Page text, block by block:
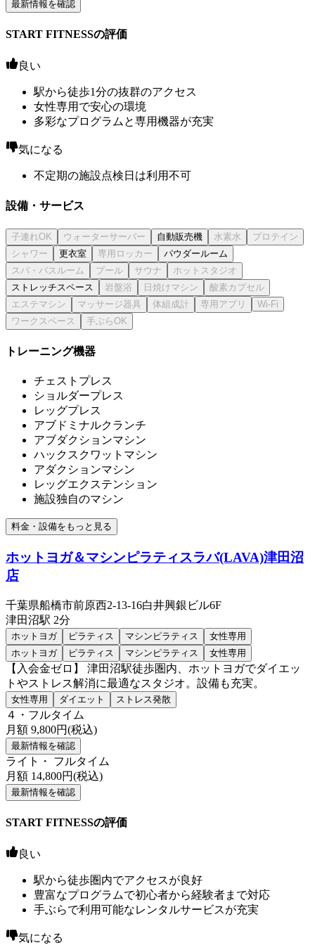
最新情報を確認
START FITNESSの評価
良い
駅から徒歩1分の抜群のアクセス
女性専用で安心の環境
多彩なプログラムと専用機器が充実
気になる
不定期の施設点検日は利用不可
設備・サービス
自動販売機
更衣室
パウダールーム
ストレッチスペース
トレーニング機器
チェストプレス
ショルダープレス
レッグプレス
アブドミナルクランチ
アブダクションマシン
ハックスクワットマシン
アダクションマシン
レッグエクステンション
施設独自のマシン
料金・設備をもっと見る
ホットヨガ＆マシンピラティスラバ(LAVA)津田沼
店
千葉県船橋市前原西2-13-16白井興銀ビル6F
津田沼駅 2分
ホットヨガ ピラティス マシンピラティス
女性専用
ホットヨガ
ピラティス マシンピラティス 女性専用
【入会金ゼロ】 津田沼駅徒歩圏内、ホットヨガでダイエッ
トやストレス解消に最適なスタジオ。設備も充実。
女性専用 ダイエット ストレス発散
４・フルタイム
月額 9,800円(税込)
最新情報を確認
ライト・ フルタイム
月額 14,800円(税込)
最新情報を確認
START FITNESSの評価
良い
駅から徒歩圏内でアクセスが良好
豊富なプログラムで初心者から経験者まで対応
手ぶらで利用可能なレンタルサービスが充実
気になる